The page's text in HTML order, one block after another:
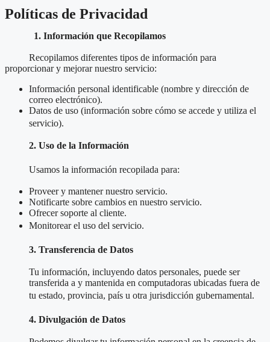
Políticas de Privacidad
1. Información que Recopilamos
Recopilamos diferentes tipos de información para
proporcionar y mejorar nuestro servicio:
Información personal identificable (nombre y dirección de
correo electrónico).
Datos de uso (información sobre cómo se accede y utiliza el
servicio).
2. Uso de la Información
Usamos la información recopilada para:
Proveer y mantener nuestro servicio.
Notificarte sobre cambios en nuestro servicio.
Ofrecer soporte al cliente.
Monitorear el uso del servicio.
3. Transferencia de Datos
Tu información, incluyendo datos personales, puede ser
transferida a y mantenida en computadoras ubicadas fuera de
tu estado, provincia, país u otra jurisdicción gubernamental.
4. Divulgación de Datos